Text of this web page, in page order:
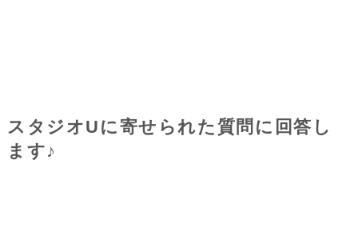
スタジオUに寄せられた質問に回答し
ます♪